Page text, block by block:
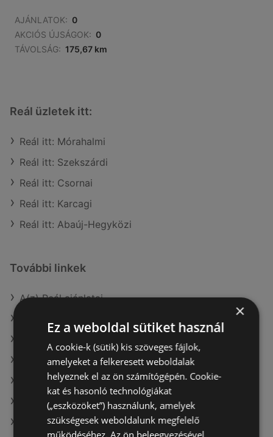
AJÁNLATOK: 0
AKCIÓS ÚJSÁGOK: 0
TÁVOLSÁG: 175,67 km
Reál üzletek itt:
Reál itt: Mórahalmi
Reál itt: Szekszárdi
Reál itt: Csornai
Reál itt: Karcagi
Reál itt: Abaúj-Hegyközi
További linkek
A(z) Reál ajánlatai
A(z) Spar aktuális akciós újságjai
A(z) AlphaZoo aktuális akciós újságjai
A(z) Coop aktuális akciós újságjai
A(z) Ecofamily aktuális akciós újságjai
×
Ez a weboldal sütiket használ
A cookie-k (sütik) kis szöveges fájlok,
amelyeket a felkeresett weboldalak
helyeznek el az ön számítógépén. Cookie-
kat és hasonló technológiákat
(„eszközöket”) használunk, amelyek
szükségesek weboldalunk megfelelő
működéséhez. Az ön beleegyezésével